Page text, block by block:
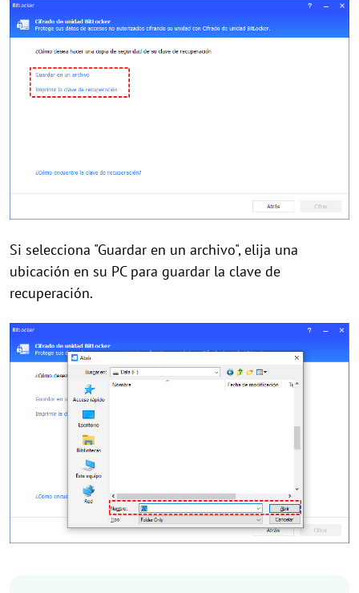
Si selecciona "Guardar en un archivo", elija una
ubicación en su PC para guardar la clave de
recuperación.